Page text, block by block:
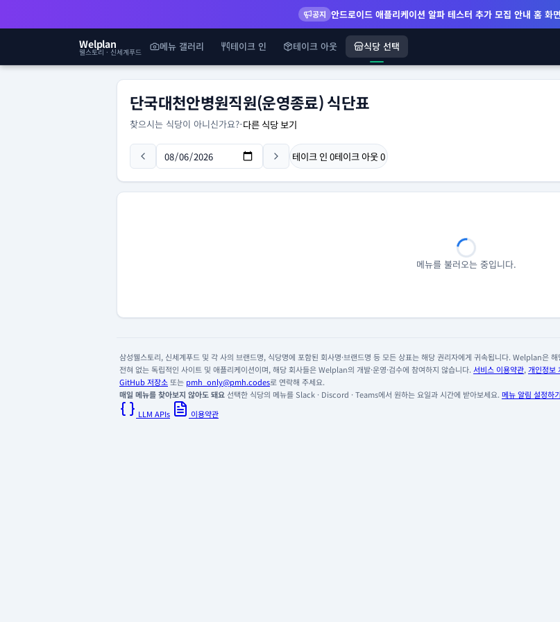
공지 안드로이드 애플리케이션 알파 테스터 추가 모집 안내 홈 화
Welplan
웰스토리 · 신세계푸드 메뉴 갤러리 테이크 인 테이크 아웃 식당 선택
단국대천안병원직원(운영종료) 식단표
찾으시는 식당이 아니신가요?-다른 식당 보기
테이크 인 0테이크 아웃0
메뉴를 불러오는 중입니다.
삼성웰스토리, 신세계푸드 및 각 사의 브랜드명, 식당명에 포함된 회사명·브랜드명 등 모든 상표는 해당 권리자에게 귀속됩니다. Welplan은
전혀 없는 독립적인 사이트 및 애플리케이션이며, 해당 회사들은 Welplan의 개발·운영·검수에 참여하지 않습니다. 서비스 이용약관, 개인정보
GitHub 저장소 또는 pmh_only@pmh.codes로 연락해 주세요.
매일 메뉴를 찾아보지 않아도 돼요선택한 식당의 메뉴를 Slack · Discord · Teams에서 원하는 요일과 시간에 받아보세요. 메뉴 알림 설정하기
LLM APIs
이용약관